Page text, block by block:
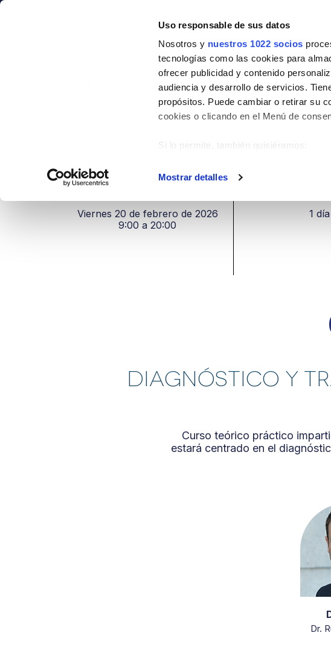
Uso responsable de sus datos
Nosotros y nuestros 1022 socios
tecnologías como las cookies para
ofrecer publicidad y contenido
audiencia y desarrollo de servicios.
propósitos. Puede cambiar o retirar su
cookies o clicando en el Menú de
Si lo permite, también quisiéramos:
metros
Obtenga más información sobre cómo
. Puede
con nuestros partners de redes
información que les haya
Mostrar detalles
Sociedad Formación Alquiler de
Diagnóstico y
Viernes 20 de febrero de 2026
FORMACIÓN DIAGNÓSTICO Y TRATAMIENTO
Viernes 20 de febrero de 2026
9:00 a 20:00
1 día
DIAGNÓSTICO Y
Curso teórico práctico
estará centrado en el
Dr.